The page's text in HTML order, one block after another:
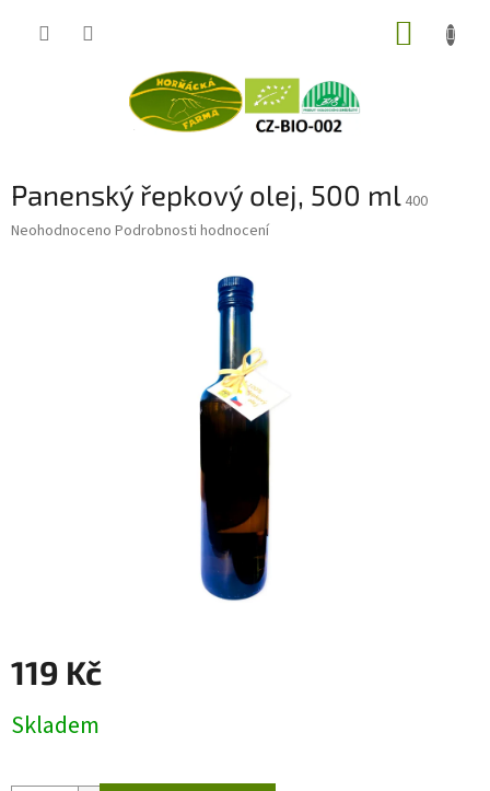
Panenský řepkový olej, 500 ml 400
Průměrné
Neohodnoceno Podrobnosti hodnocení
119 Kč
cena:
Skladem